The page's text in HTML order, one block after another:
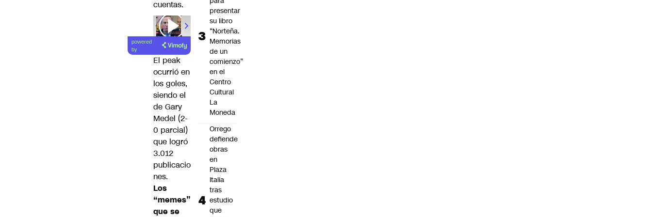
cuentas.
01:00
powered
by
El peak
ocurrió en
los goles,
siendo el
de Gary
Medel (2-
0 parcial)
que logró
3.012
publicacio
nes.
Los
“memes”
que se
presentar
su libro
“Norteña.
Memorias
de un
comienzo”
en el
Centro
Cultural
La
Moneda
Orrego
defiende
obras
en
Plaza
Italia
tras
estudio
que